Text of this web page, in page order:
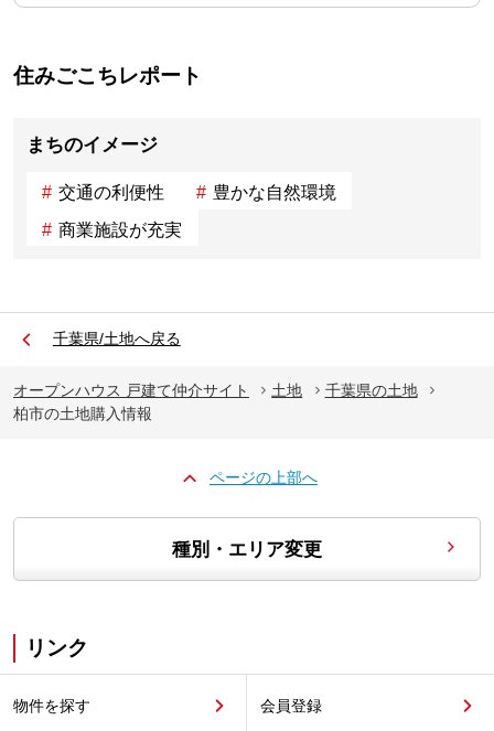
住みごこちレポート
まちのイメージ
交通の利便性
豊かな自然環境
商業施設が充実
千葉県/土地へ戻る
オープンハウス 戸建て仲介サイト 土地
千葉県の土地
柏市の土地購入情報
ページの上部へ
種別・エリア変更
リンク
物件を探す 会員登録